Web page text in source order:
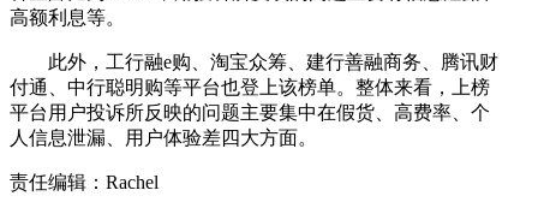
高额利息等。
此外，工行融e购、淘宝众筹、建行善融商务、腾讯财
付通、中行聪明购等平台也登上该榜单。整体来看，上榜
平台用户投诉所反映的问题主要集中在假货、高费率、个
人信息泄漏、用户体验差四大方面。
责任编辑：Rachel